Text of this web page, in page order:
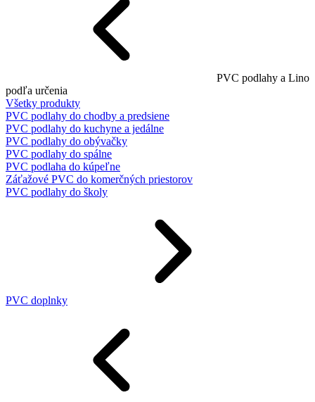
PVC podlahy a Lino
podľa určenia
Všetky produkty
PVC podlahy do chodby a predsiene
PVC podlahy do kuchyne a jedálne
PVC podlahy do obývačky
PVC podlahy do spálne
PVC podlaha do kúpeľne
Záťažové PVC do komerčných priestorov
PVC podlahy do školy
PVC doplnky